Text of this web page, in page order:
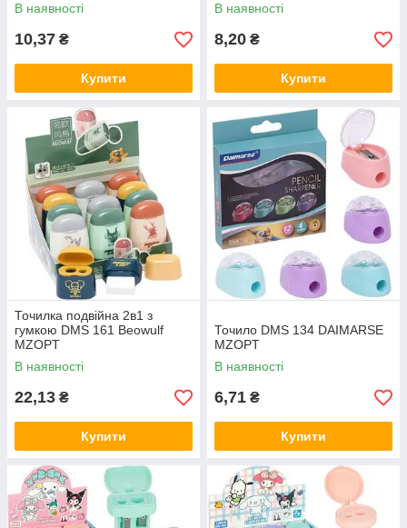
В наявності
10,37 ₴
Купити
В наявності
8,20 ₴
Купити
Точилка подвійна 2в1 з
гумкою DMS 161 Beowulf
MZOPT
В наявності
22,13 ₴
Купити
Точило DMS 134 DAIMARSE
MZOPT
В наявності
6,71 ₴
Купити